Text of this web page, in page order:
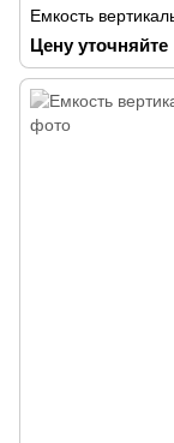
Емкость
Цену уточняйте